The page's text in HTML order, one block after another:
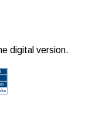
digital version.